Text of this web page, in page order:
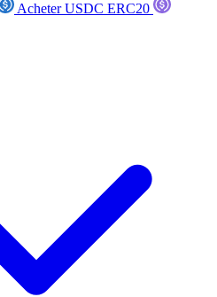
Acheter USDC ERC20